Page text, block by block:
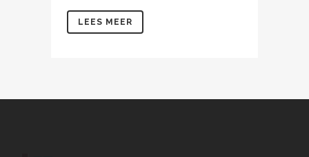
LEES MEER